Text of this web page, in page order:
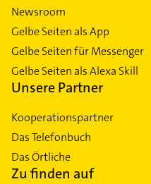
Newsroom
Gelbe Seiten als App
Gelbe Seiten für Messenger
Gelbe Seiten als Alexa Skill
Unsere Partner
Kooperationspartner
Das Telefonbuch
Das Örtliche
Zu finden auf